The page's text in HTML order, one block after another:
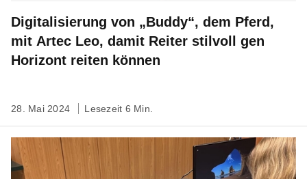
Digitalisierung von „Buddy“, dem Pferd,
mit Artec Leo, damit Reiter stilvoll gen
Horizont reiten können
28. Mai 2024 Lesezeit 6 Min.